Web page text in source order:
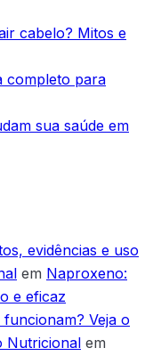
cabelo? Mitos e
completo para
sua saúde em
evidências e uso
em Naproxeno:
e eficaz
Veja o
Nutricional em